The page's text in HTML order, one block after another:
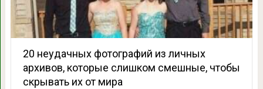
20 неудачных фотографий из личных
архивов, которые слишком смешные, чтобы
скрывать их от мира